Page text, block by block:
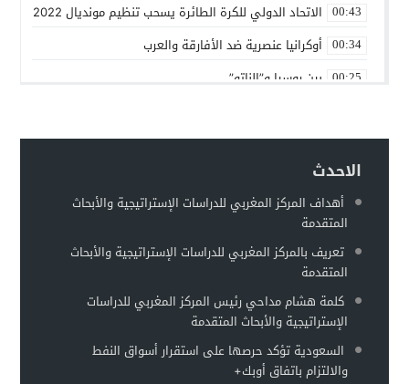
00:43 الاتحاد الدولي للكرة الطائرة يسحب تنظيم مونديال 2022 من روسيا
00:34 أوكرانيا عنصرية ضد الأفارقة والعرب
00:25 بين روسيا و”الناتو”
00:18 توقعات بهروب 7 مليون أوكراني من الحرب تجاه الحدود الأوروبية
00:13 مطالبات للفيفا بفرض عقوبات على إسرائيل على غرار التعامل
00:11 وزير الخارجية الروسي: أوكرانيا تخطط لاستعادة سلاحها النووية
غريليش يستهدف الحصول على “الثلاثية” مع سيتي
الاحدث
أهداف المركز المغربي للدراسات الإستراتيجية والأبحاث
المتقدمة
تعريف بالمركز المغربي للدراسات الإستراتيجية والأبحاث
المتقدمة
كلمة هشام مداحي رئيس المركز المغربي للدراسات
الإستراتيجية والأبحاث المتقدمة
السعودية تؤكد حرصها على استقرار أسواق النفط
والالتزام باتفاق أوبك+